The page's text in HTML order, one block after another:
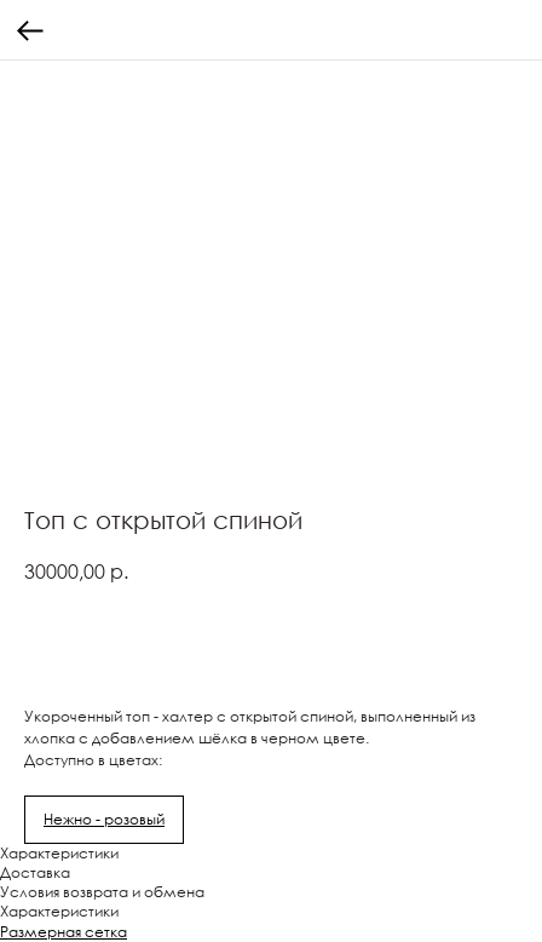
Топ с открытой спиной
30000,00 р.
Укороченный топ - халтер с открытой спиной, выполненный из
хлопка с добавлением шёлка в черном цвете.
Доступно в цветах:
Нежно - розовый
Характеристики
Доставка
Условия возврата и обмена
Характеристики
Размерная сетка